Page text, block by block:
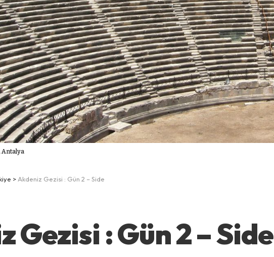
Antalya
> Akdeniz Gezisi : Gün 2 – Side
Gezisi : Gün 2 – Side